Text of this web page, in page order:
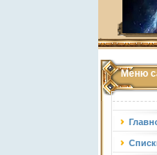
Меню